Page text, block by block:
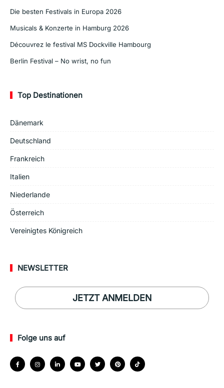
Die besten Festivals in Europa 2026
Musicals & Konzerte in Hamburg 2026
Découvrez le festival MS Dockville Hambourg
Berlin Festival – No wrist, no fun
Top Destinationen
Dänemark
Deutschland
Frankreich
Italien
Niederlande
Österreich
Vereinigtes Königreich
NEWSLETTER
JETZT ANMELDEN
Folge uns auf